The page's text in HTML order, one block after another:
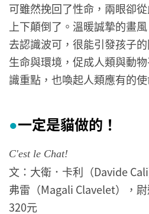
可雖然挽回了性命，兩眼卻
上下顛倒了。溫暖誠摯的畫
去認識波可，很能引發孩子
生命與環境，促成人類與動
識重點，也喚起人類應有的
●一定是貓做的！
C'est le Chat!
文：大衛．卡利（Davide
弗雷（Magali Clavelet），
320元